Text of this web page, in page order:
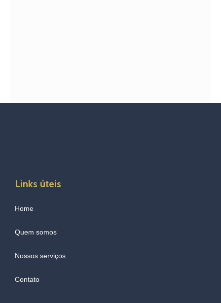
Links úteis
Home
Quem somos
Nossos serviços
Contato